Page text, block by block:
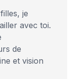
je
avec toi.
de
et vision